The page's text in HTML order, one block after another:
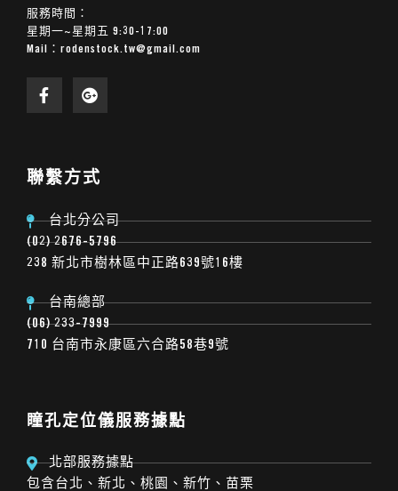
服務時間：
星期一~星期五 9:30-17:00
Mail： rodenstock.tw@gmail.com
聯繫方式
台北分公司
(02) 2676-5796
238 新北市樹林區中正路639號16樓
台南總部
(06) 233-7999
710 台南市永康區六合路58巷9號
瞳孔定位儀服務據點
北部服務據點
包含台北、新北、桃園、新竹、苗栗